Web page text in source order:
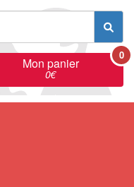
Mon panier
0€
0